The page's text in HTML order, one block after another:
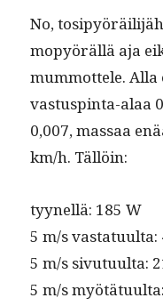
No,
mopy­öräl­lä aja
mum­mot­tele.
vas­tus­pin­ta-alaa
0,007, mas­saa
km/h. Tällöin:
tyynel­lä: 185 W
5 m/s vas­tatu­ul­ta:
5 m/s sivu­tu­ul­ta:
5 m/s